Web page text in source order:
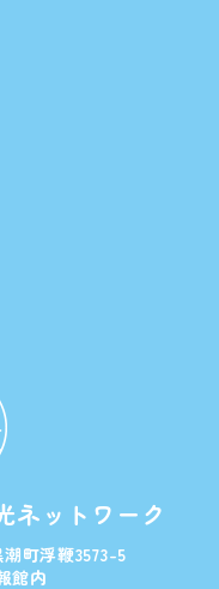
ネットワーク
町浮鞭3573-5
館内